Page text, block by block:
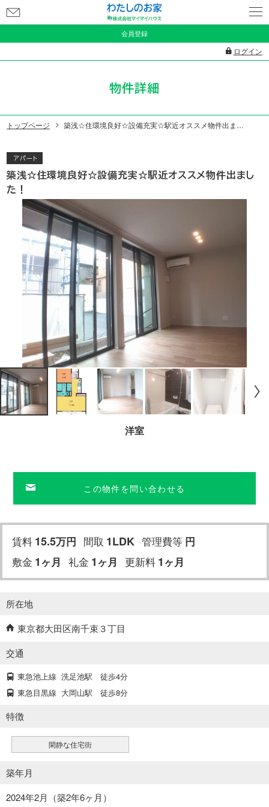
会員登録
ログイン
問
い
合
物件詳細
トップページ 築浅☆住環境良好☆設備充実☆駅近オススメ物件出ました！
アパート
築浅☆住環境良好☆設備充実☆駅近オススメ物件出まし
た！
洋室
この物件を問い合わせる
賃料 15.5万円 間取 1LDK 管理費等 円
敷金 1 ヶ月 礼金 1 ヶ月 更新料 1 ヶ月
所在地
東京都大田区南千束３丁目
交通
東急池上線 洗足池駅
徒歩4分
東急目黒線 大岡山駅 徒歩8分
特徴
閑静な住宅街
築年月
2024年2月（築2年6ヶ月）